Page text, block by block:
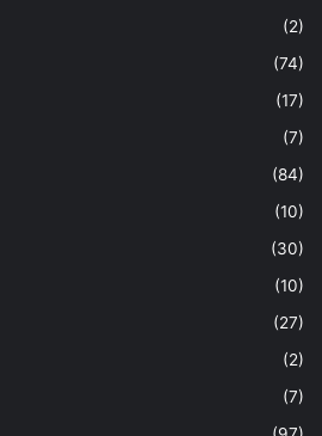
(2)
(74)
(17)
(7)
(84)
(10)
(30)
(10)
(27)
(2)
(7)